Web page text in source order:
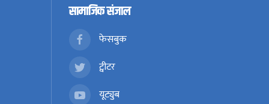
सामाजिक संजाल
फेसबुक
ट्वीटर
यूट्युब